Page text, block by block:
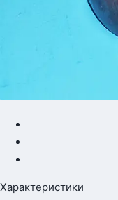
Характеристики